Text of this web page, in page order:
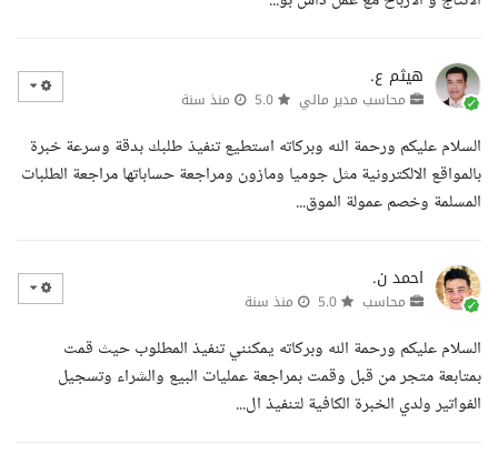
هيثم ع.
محاسب مدير مالي منذ سنة
السلام عليكم ورحمة الله وبركاته استطيع تنفيذ طلبك بدقة وسرعة خبرة
بالمواقع الالكترونية مثل جوميا ومازون ومراجعة حساباتها مراجعة الطلبات
المسلمة وخصم عمولة الموق...
احمد ن.
محاسب منذ سنة
السلام عليكم ورحمة الله وبركاته يمكنني تنفيذ المطلوب حيث قمت
بمتابعة متجر من قبل وقمت بمراجعة عمليات البيع والشراء وتسجيل
الفواتير ولدي الخبرة الكافية لتنفيذ ال...